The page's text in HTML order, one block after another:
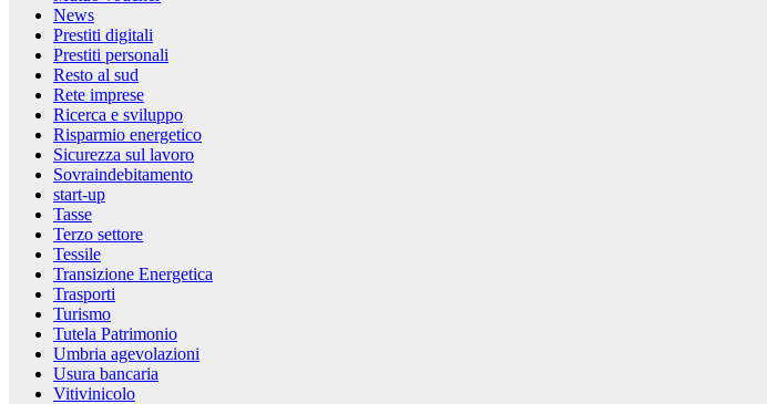
News
Prestiti digitali
Prestiti personali
Resto al sud
Rete imprese
Ricerca e sviluppo
Risparmio energetico
Sicurezza sul lavoro
Sovraindebitamento
start-up
Tasse
Terzo settore
Tessile
Transizione Energetica
Trasporti
Turismo
Tutela Patrimonio
Umbria agevolazioni
Usura bancaria
Vitivinicolo